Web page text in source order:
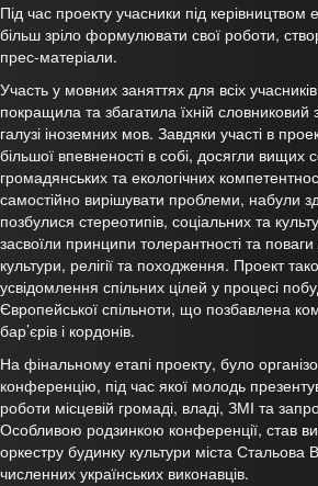
Під час проекту учасники під керівництвом
більш зріло формулювати свої роботи,
прес-матеріали.
Участь у мовних заняттях для всіх
покращила та збагатила їхній словниковий
галузі іноземних мов. Завдяки участі в
більшої впевненості в собі, досягли вищих
громадянських та екологічних
самостійно вирішувати проблеми, набули
позбулися стереотипів, соціальних та
засвоїли принципи толерантності та
культури, релігії та походження. Проект
усвідомлення спільних цілей у процесі
Європейської спільноти, що позбавлена
бар’єрів і кордонів.
На фінальному етапі проекту, було
конференцію, під час якої молодь
роботи місцевій громаді, владі, ЗМІ та
Особливою родзинкою конференції, став
оркестру будинку культури міста Стальова
численних українських виконавців.